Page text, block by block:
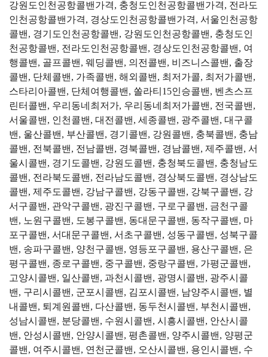
강원도인천공항콜밴가격, 충청도인천공항콜밴가격, 전라도
인천공항콜밴가격, 경상도인천공항콜밴가격, 서울인천공항
콜밴, 경기도인천공항콜밴, 강원도인천공항콜밴, 충청도인
천공항콜밴, 전라도인천공항콜밴, 경상도인천공항콜밴, 여
행콜밴, 골프콜밴, 웨딩콜밴, 의전콜밴, 비즈니스콜밴, 출장
콜밴, 단체콜밴, 가족콜밴, 해외콜밴, 최저가콜, 최저가콜밴,
스타리아콜밴, 단체여행콜밴, 쏠라티15인승콜밴, 벤츠스프
린터콜밴, 우리동네최저가, 우리동네최저가콜밴, 전국콜밴,
서울콜밴, 인천콜밴, 대전콜밴, 세종콜밴, 광주콜밴, 대구콜
밴, 울산콜밴, 부산콜밴, 경기콜밴, 강원콜밴, 충북콜밴, 충남
콜밴, 전북콜밴, 전남콜밴, 경북콜밴, 경남콜밴, 제주콜밴, 서
울시콜밴, 경기도콜밴, 강원도콜밴, 충청북도콜밴, 충청남도
콜밴, 전라북도콜밴, 전라남도콜밴, 경상북도콜밴, 경상남도
콜밴, 제주도콜밴, 강남구콜밴, 강동구콜밴, 강북구콜밴, 강
서구콜밴, 관악구콜밴, 광진구콜밴, 구로구콜밴, 금천구콜
밴, 노원구콜밴, 도봉구콜밴, 동대문구콜밴, 동작구콜밴, 마
포구콜밴, 서대문구콜밴, 서초구콜밴, 성동구콜밴, 성북구콜
밴, 송파구콜밴, 양천구콜밴, 영등포구콜밴, 용산구콜밴, 은
평구콜밴, 종로구콜밴, 중구콜밴, 중랑구콜밴, 가평군콜밴,
고양시콜밴, 일산콜밴, 과천시콜밴, 광명시콜밴, 광주시콜
밴, 구리시콜밴, 군포시콜밴, 김포시콜밴, 남양주시콜밴, 별
내콜밴, 퇴계원콜밴, 다산콜밴, 동두천시콜밴, 부천시콜밴,
성남시콜밴, 분당콜밴, 수원시콜밴, 시흥시콜밴, 안산시콜
밴, 안성시콜밴, 안양시콜밴, 평촌콜밴, 양주시콜밴, 양평군
콜밴, 여주시콜밴, 연천군콜밴, 오산시콜밴, 용인시콜밴, 수